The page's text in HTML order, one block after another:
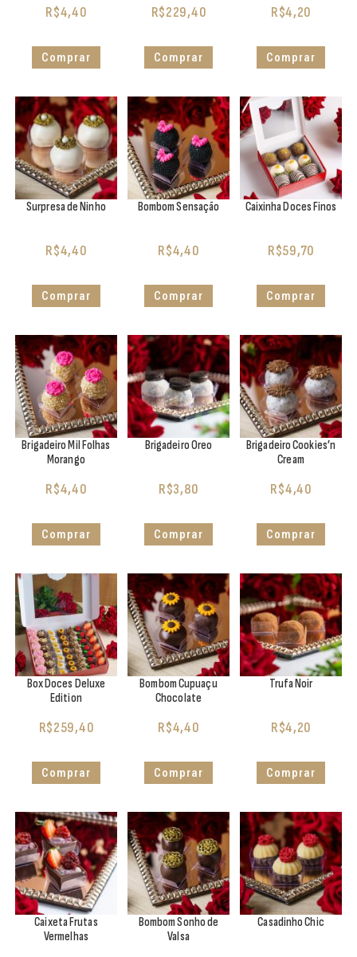
R$4,40
Comprar
R$229,40
Comprar
R$4,20
Comprar
Surpresa de Ninho
R$4,40
Comprar
Bombom Sensação
R$4,40
Comprar
Caixinha Doces Finos
R$59,70
Comprar
Brigadeiro Mil Folhas
Morango
R$4,40
Comprar
Brigadeiro Oreo
R$3,80
Comprar
Brigadeiro Cookies’n
Cream
R$4,40
Comprar
Box Doces Deluxe
Edition
R$259,40
Comprar
Bombom Cupuaçu
Chocolate
R$4,40
Comprar
Trufa Noir
R$4,20
Comprar
Caixeta Frutas
Vermelhas
Bombom Sonho de
Valsa
Casadinho Chic